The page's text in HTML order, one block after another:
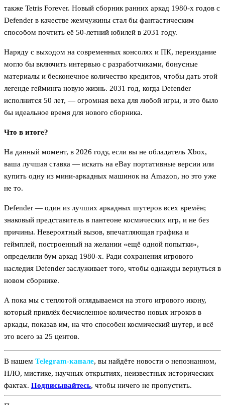
также Tetris Forever. Новый сборник ранних аркад 1980-х годов с
Defender в качестве жемчужины стал бы фантастическим
способом почтить её 50-летний юбилей в 2031 году.
Наряду с выходом на современных консолях и ПК, переиздание
могло бы включить интервью с разработчиками, бонусные
материалы и бесконечное количество кредитов, чтобы дать этой
легенде гейминга новую жизнь. 2031 год, когда Defender
исполнится 50 лет, — огромная веха для любой игры, и это было
бы идеальное время для нового сборника.
Что в итоге?
На данный момент, в 2026 году, если вы не обладатель Xbox,
ваша лучшая ставка — искать на eBay портативные версии или
купить одну из мини-аркадных машинок на Amazon, но это уже
не то.
Defender — один из лучших аркадных шутеров всех времён;
знаковый представитель в пантеоне космических игр, и не без
причины. Невероятный вызов, впечатляющая графика и
геймплей, построенный на желании «ещё одной попытки»,
определили бум аркад 1980-х. Ради сохранения игрового
наследия Defender заслуживает того, чтобы однажды вернуться в
новом сборнике.
А пока мы с теплотой оглядываемся на этого игрового икону,
который привлёк бесчисленное количество новых игроков в
аркады, показав им, на что способен космический шутер, и всё
это всего за 25 центов.
В нашем Telegram‑канале, вы найдёте новости о непознанном,
НЛО, мистике, научных открытиях, неизвестных исторических
фактах. Подписывайтесь, чтобы ничего не пропустить.